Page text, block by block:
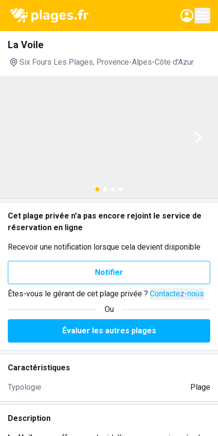
La Voile
Six Fours Les Plages, Provence-Alpes-Côte d'Azur
Cet plage privée n'a pas encore rejoint le service de
réservation en ligne
Recevoir une notification lorsque cela devient disponible
Notifier
Êtes-vous le gérant de cet plage privée ? Contactez-nous
Ou
Évaluer les autres plages
Caractéristiques
Typologie Plage
Description